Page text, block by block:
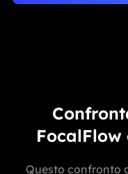
FocalFlow
Questo confronto